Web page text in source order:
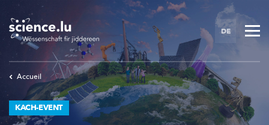
to
main
content
DE
Accueil
KACH-EVENT